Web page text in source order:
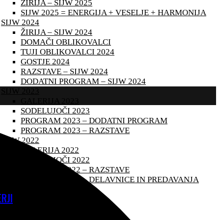
ŽIRIJA – SIJW 2025
SIJW 2025 = ENERGIJA + VESELJE + HARMONIJA
SIJW 2024
ŽIRIJA – SIJW 2024
DOMAČI OBLIKOVALCI
TUJI OBLIKOVALCI 2024
GOSTJE 2024
RAZSTAVE – SIJW 2024
DODATNI PROGRAM – SIJW 2024
SODELUJOČI 2023
PROGRAM 2023 – DODATNI PROGRAM
PROGRAM 2023 – RAZSTAVE
SIJW 2022
GALERIJA 2022
SODELUJOČI 2022
PROGRAM 2022 – RAZSTAVE
PROGRAM 2022 – DELAVNICE IN PREDAVANJA